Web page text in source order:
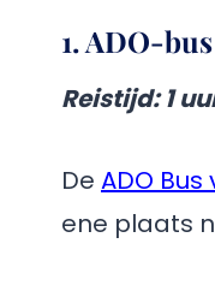
1. ADO-
Reistijd: 1
De ADO
ene plaats